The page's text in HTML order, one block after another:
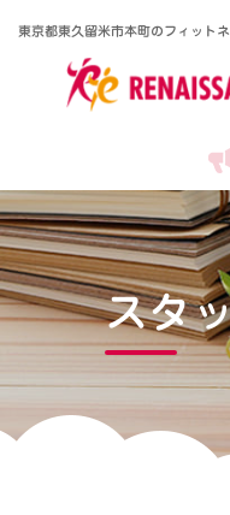
東京都東久留米市本町のフィット
スタ